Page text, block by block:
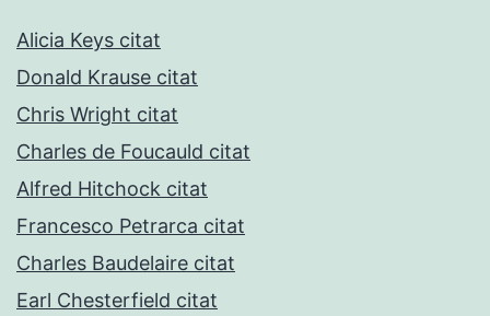
Alicia Keys citat
Donald Krause citat
Chris Wright citat
Charles de Foucauld citat
Alfred Hitchock citat
Francesco Petrarca citat
Charles Baudelaire citat
Earl Chesterfield citat